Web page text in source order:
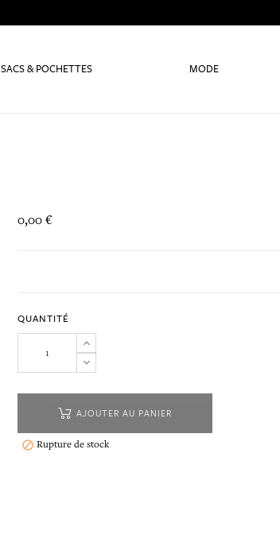
SACS & POCHETTES MODE
0,00 €
QUANTITÉ
AJOUTER AU PANIER
 Rupture de stock